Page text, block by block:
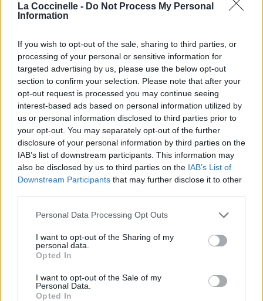
La Coccinelle - Do Not Process My Personal
Information
If you wish to opt-out of the sale, sharing to third parties, or
processing of your personal or sensitive information for
targeted advertising by us, please use the below opt-out
section to confirm your selection. Please note that after your
opt-out request is processed you may continue seeing
interest-based ads based on personal information utilized by
us or personal information disclosed to third parties prior to
your opt-out. You may separately opt-out of the further
disclosure of your personal information by third parties on the
IAB’s list of downstream participants. This information may
also be disclosed by us to third parties on the IAB’s List of
Downstream Participants that may further disclose it to other
Personal Data Processing Opt Outs
I want to opt-out of the Sharing of my
personal data.
Opted In
I want to opt-out of the Sale of my
Personal Data.
Opted In
3h57.
Albums : Black Celebration
Paroles + Traduction Téléchargement
Vidéos
Commentaires
Pour prolonger le plaisir musical :
Télécharger légalement les MP3 sur
Trouver des vinyles et des CD sur
meilleur prix sur